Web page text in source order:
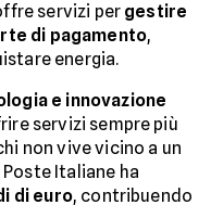
servizi per gestire
di pagamento,
energia.
e innovazione
servizi sempre più
non vive vicino a un
Italiane ha
di euro, contribuendo